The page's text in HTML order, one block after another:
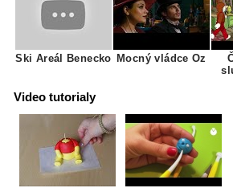
Ski Areál Benecko Mocný vládce Oz
Video tutorialy